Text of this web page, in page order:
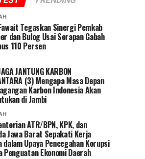
Tegaskan Sinergi Pemkab
dan Bulog Usai Serapan Gabah
110 Persen
JANTUNG KARBON
(3) Mengapa Masa Depan
Karbon Indonesia Akan
di Jambi
ATR/BPN, KPK, dan
Jawa Barat Sepakati Kerja
dalam Upaya Pencegahan Korupsi
Penguatan Ekonomi Daerah